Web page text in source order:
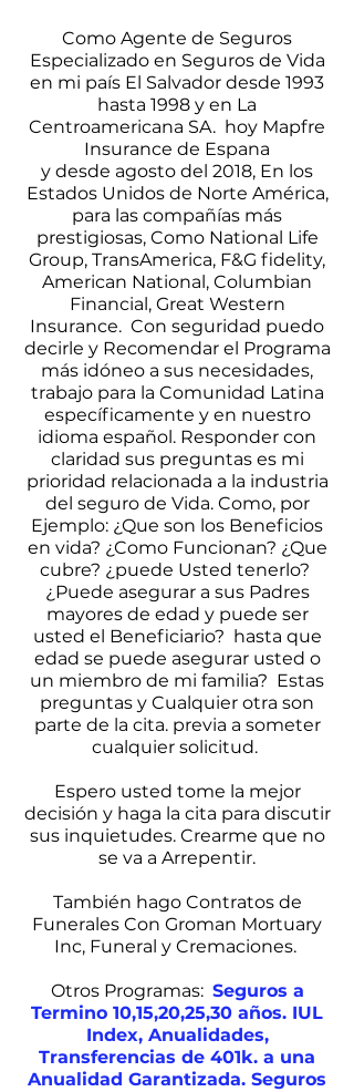
Como Agente de Seguros
Especializado en Seguros de Vida
en mi país El Salvador desde 1993
hasta 1998 y en La
Centroamericana SA. hoy Mapfre
Insurance de Espana
y desde agosto del 2018, En los
Estados Unidos de Norte América,
para las compañías más
prestigiosas, Como National Life
Group, TransAmerica, F&G fidelity,
American National, Columbian
Financial, Great Western
Insurance. Con seguridad puedo
decirle y Recomendar el Programa
más idóneo a sus necesidades,
trabajo para la Comunidad Latina
específicamente y en nuestro
idioma español. Responder con
claridad sus preguntas es mi
prioridad relacionada a la industria
del seguro de Vida. Como, por
Ejemplo: ¿Que son los Beneficios
en vida? ¿Como Funcionan? ¿Que
cubre? ¿puede Usted tenerlo?
¿Puede asegurar a sus Padres
mayores de edad y puede ser
usted el Beneficiario? hasta que
edad se puede asegurar usted o
un miembro de mi familia? Estas
preguntas y Cualquier otra son
parte de la cita. previa a someter
cualquier solicitud.
Espero usted tome la mejor
decisión y haga la cita para discutir
sus inquietudes. Crearme que no
se va a Arrepentir.
También hago Contratos de
Funerales Con Groman Mortuary
Inc, Funeral y Cremaciones.
Otros Programas: Seguros a
Termino 10,15,20,25,30 años. IUL
Index, Anualidades,
Transferencias de 401k. a una
Anualidad Garantizada. Seguros